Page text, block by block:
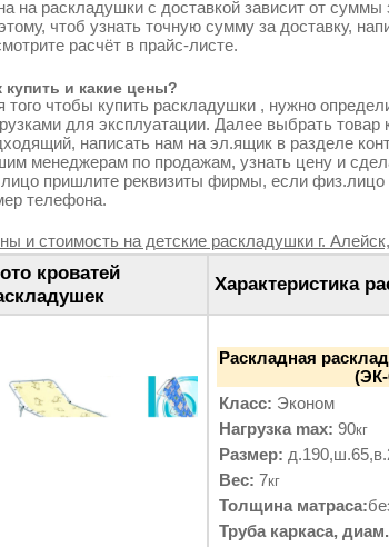
на раскладушки с доставкой зависит от суммы
чтоб узнать точную сумму за доставку,
расчёт в прайс-листе.
купить и какие цены?
того чтобы купить раскладушки , нужно
для эксплуатации. Далее выбрать товар
написать нам на эл.ящик в разделе
менеджерам по продажам, узнать цену и
пришлите реквизиты фирмы, если
телефона.
и стоимость на детские раскладушки г.
кроватей
Характеристика
Раскладная
Класс: Эконом
Нагрузка max: 90кг
Размер:
Вес: 7кг
Толщина матраса:
Труба каркаса,